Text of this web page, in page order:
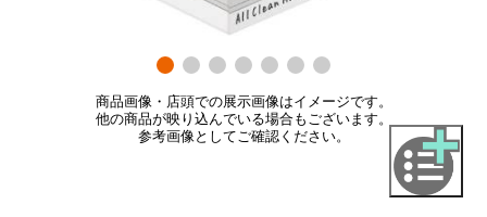
商品画像・店頭での展示画像はイメージです。
他の商品が映り込んでいる場合もございます。
参考画像としてご確認ください。